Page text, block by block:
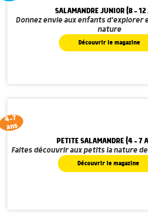
SALAMANDRE JUNIOR (8 - 12
Donnez envie aux enfants d'explorer
nature
Découvrir le magazine
4-7
ans
PETITE SALAMANDRE (4 - 7
Faites découvrir aux petits la nature
Découvrir le magazine